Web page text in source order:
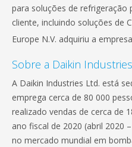
para soluções de refrigeração
cliente, incluindo soluções de
Europe N.V. adquiriu a
Sobre a Daikin
A Daikin Industries Ltd. está
emprega cerca de 80 000
realizado vendas de cerca de
ano fiscal de 2020 (abril 2020
no mercado mundial em